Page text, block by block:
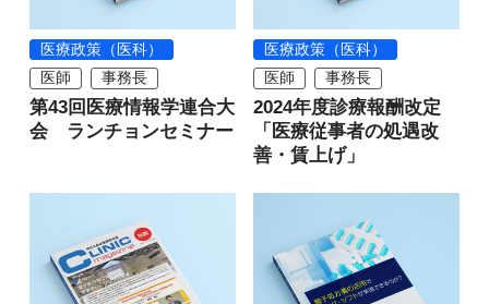
医療政策（医科）
医師
事務長
第43回医療情報学連合大
会 ランチョンセミナー
医療政策（医科）
医師
事務長
2024年度診療報酬改定
「医療従事者の処遇改
善・賃上げ」